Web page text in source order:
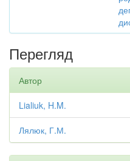
Перегляд
Автор
Lialiuk, H.M.
Лялюк, Г.М.